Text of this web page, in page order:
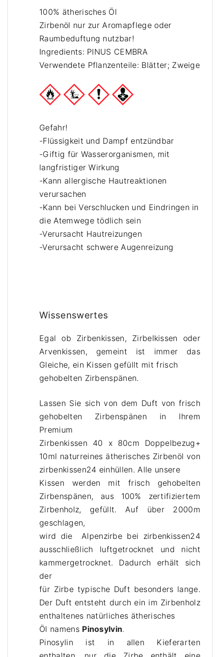
100% ätherisches Öl
Zirbenöl nur zur Aromapflege oder
Raumbeduftung nutzbar!
Ingredients: PINUS CEMBRA
Verwendete Pflanzenteile: Blätter; Zweige
Gefahr!
-Flüssigkeit und Dampf entzündbar
-Giftig für Wasserorganismen, mit
langfristiger Wirkung
-Kann allergische Hautreaktionen
verursachen
-Kann bei Verschlucken und Eindringen in
die Atemwege tödlich sein
-Verursacht Hautreizungen
-Verursacht schwere Augenreizung
Wissenswertes
Egal ob Zirbenkissen, Zirbelkissen oder
Arvenkissen, gemeint ist immer das
Gleiche, ein Kissen gefüllt mit frisch
gehobelten Zirbenspänen.
Lassen Sie sich von dem Duft von frisch
gehobelten Zirbenspänen in Ihrem
Premium
Zirbenkissen 40 x 80cm Doppelbezug+
10ml naturreines ätherisches Zirbenölvon
zirbenkissen24 einhüllen. Alle unsere
Kissen werden mit frisch gehobelten
Zirbenspänen, aus 100% zertifiziertem
Zirbenholz, gefüllt. Auf über 2000m
geschlagen,
wird die Alpenzirbe bei zirbenkissen24
ausschließlich luftgetrocknet und nicht
kammergetrocknet. Dadurch erhält sich
der
für Zirbe typische Duft besonders lange.
Der Duft entsteht durch ein im Zirbenholz
enthaltenes natürliches ätherisches
Öl namens Pinosylvin.
Pinosylin ist in allen Kieferarten